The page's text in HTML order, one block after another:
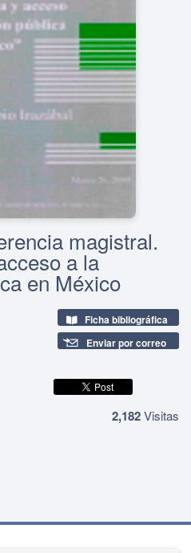
magistral.
a la
en México
Ficha bibliográfica
Enviar por correo
2,182Visitas